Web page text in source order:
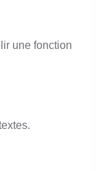
une fonction